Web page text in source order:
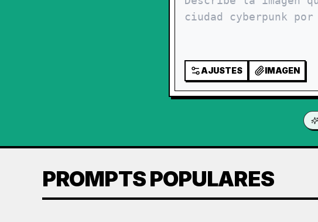
AJUSTES IMAGEN
PROMPTS POPULARES